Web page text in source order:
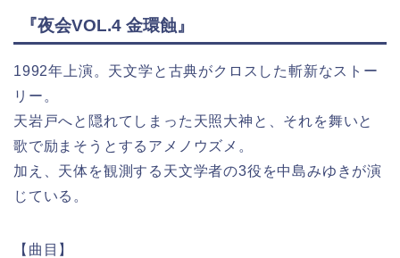
『夜会VOL.4 金環蝕』
1992年上演。天文学と古典がクロスした斬新なストー
リー。
天岩戸へと隠れてしまった天照大神と、それを舞いと
歌で励まそうとするアメノウズメ。
加え、天体を観測する天文学者の3役を中島みゆきが演
じている。
【曲目】